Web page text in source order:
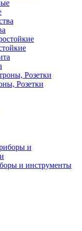
Розетки
и инструменты